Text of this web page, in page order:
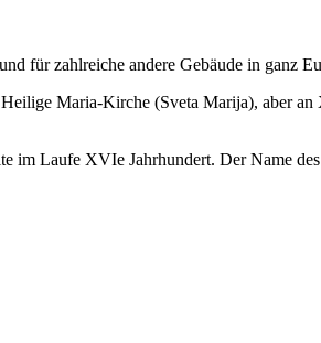
und für zahlreiche andere Gebäude in ganz
Heilige Maria-Kirche (Sveta Marija), aber an
im Laufe XVIe Jahrhundert. Der Name